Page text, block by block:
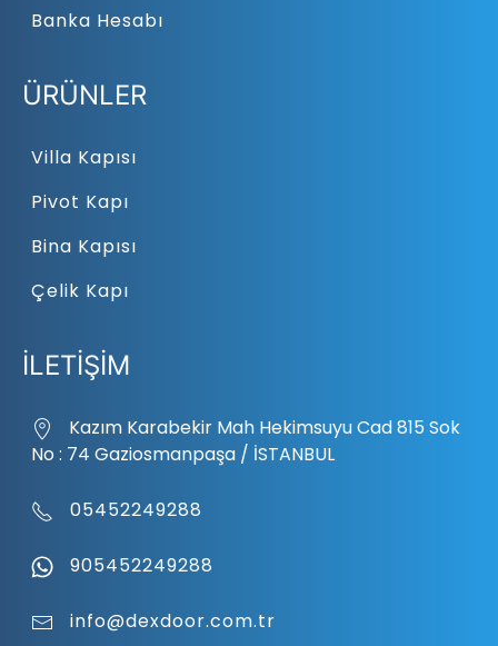
Banka Hesabı
ÜRÜNLER
Villa Kapısı
Pivot Kapı
Bina Kapısı
Çelik Kapı
İLETİŞİM
Kazım Karabekir Mah Hekimsuyu Cad 815 Sok
No : 74 Gaziosmanpaşa / İSTANBUL
05452249288
905452249288
info@dexdoor.com.tr